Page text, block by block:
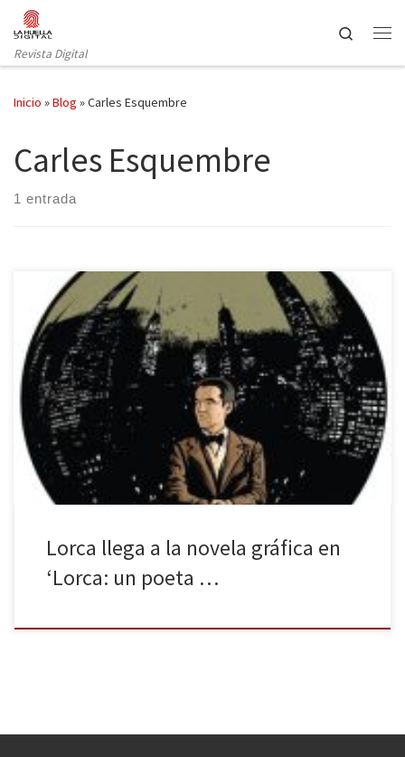
Saltar al contenido
Revista Digital
Search
Inicio »Blog »Carles Esquembre
Carles Esquembre
1 entrada
Federico García Lorca, un solo nombre con una interesante
historia detrás. Cuando se trata del granadino, estamos
acostumbrados, o bien a leer literatura, o bien monográficos
sobre su vida o su obra. Sin embargo, Carles Esquembre nos trae a
un Federico en primera persona, lleno de miedos, inquietudes y
con […]
Lorca llega a la novela gráfica en
‘Lorca: un poeta …